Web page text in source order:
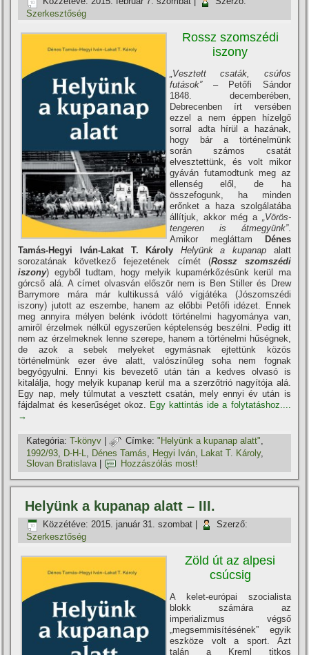
Szerkesztőség
Rossz szomszédi
iszony
„Vesztett csaták, csúfos
futások”– Petőfi Sándor
1848. decemberében,
Debrecenben í­rt versében
ezzel a nem éppen hí­zelgő
sorral adta hí­rül a hazának,
hogy bár a történelmünk
során számos csatát
elvesztettünk, és volt mikor
gyáván futamodtunk meg az
ellenség elől, de ha
összefogunk, ha minden
erőnket a haza szolgálatába
állí­tjuk, akkor még a
„Vörös-
tengeren is átmegyünk”.
Amikor megláttam Dénes
Tamás-Hegyi Iván-Lakat T. Károly
Helyünk a kupanapalatt
sorozatának következő fejezetének cí­mét (Rossz szomszédi
iszony) egyből tudtam, hogy melyik kupamérkőzésünk kerül ma
górcső alá. A cí­met olvasván először nem is Ben Stiller és Drew
Barrymore mára már kultikussá váló ví­gjátéka (Jószomszédi
iszony) jutott az eszembe, hanem az előbbi Petőfi idézet. Ennek
meg annyira mélyen belénk ivódott történelmi hagyománya van,
amiről érzelmek nélkül egyszerűen képtelenség beszélni. Pedig itt
nem az érzelmeknek lenne szerepe, hanem a történelmi hűségnek,
de azok a sebek melyeket egymásnak ejtettünk közös
történelmünk ezer éve alatt, valószí­nűleg soha nem fognak
begyógyulni. Ennyi kis bevezető után tán a kedves olvasó is
kitalálja, hogy melyik kupanap kerül ma a szerzőtrió nagyí­tója alá.
Egy nap, mely túlmutat a vesztett csatán, mely ennyi év után is
fájdalmat és keserűséget okoz. Egy kattintás ide a folytatáshoz....
→
Kategória: T-könyv Címke: "Helyünk a kupanap alatt"
1992/93 D-H-L Dénes Tamás Hegyi Iván Lakat T. Károly,
Slovan Bratislava
Hozzászólás most!
Helyünk a kupanap alatt – III.
Közzétéve: 2015. január 31. szombat
Szerző:
Szerkesztőség
Zöld út az alpesi
csúcsig
A kelet-európai szocialista
blokk számára az
imperializmus végső
„megsemmisí­tésének” egyik
eszköze volt a sport. Azt
talán a Kreml titkos